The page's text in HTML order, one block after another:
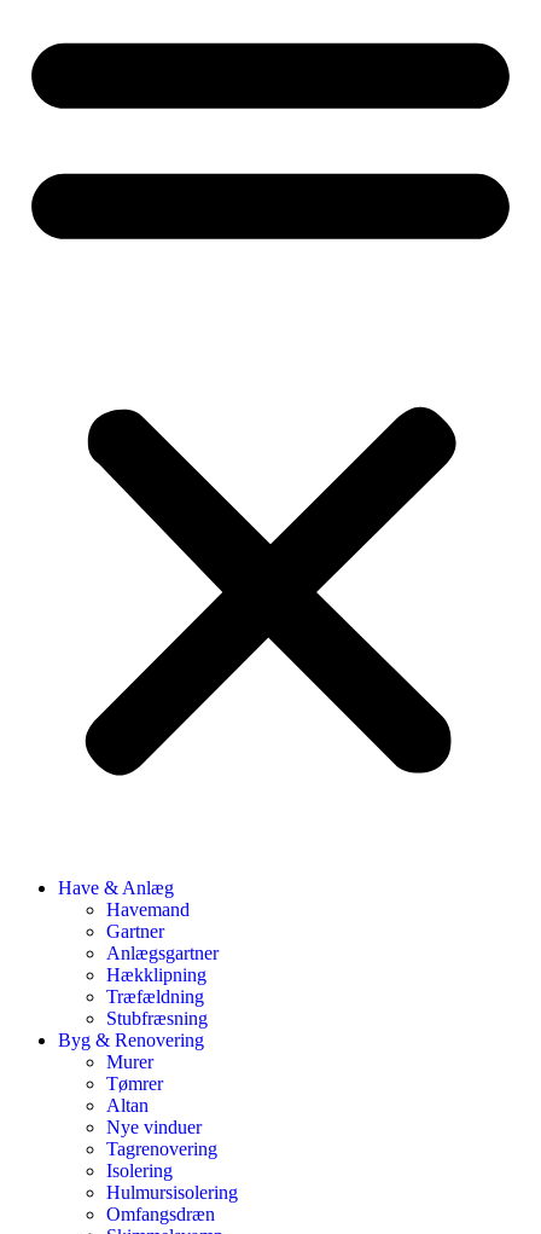
Have & Anlæg
Havemand
Gartner
Anlægsgartner
Hækklipning
Træfældning
Stubfræsning
Byg & Renovering
Murer
Tømrer
Altan
Nye vinduer
Tagrenovering
Isolering
Hulmursisolering
Omfangsdræn